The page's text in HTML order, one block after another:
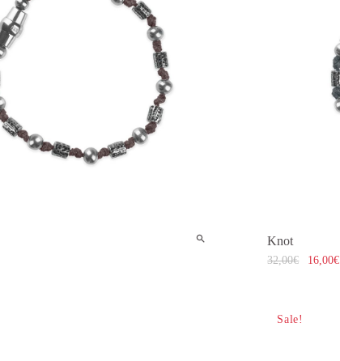
Knot
32,00€ 16,00€
Sale!